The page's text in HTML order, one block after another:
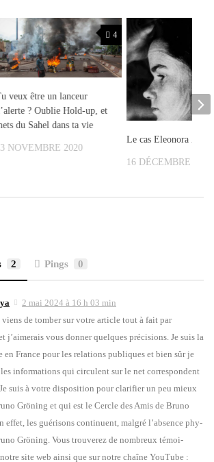
4
veux être un lanceur
? Oublie Hold-up, et
du Sahel dans ta vie
NOVEMBRE 2020
Le cas Eleonora
16 DÉCEMBRE 2022
2 Pings 0
2 mai 2024 à 16 h 03 min
de tom­ber sur votre article tout à fait par
j’aimerais vous don­ner quelques pré­ci­sions. Je suis la
en France pour les rela­tions publiques et bien sûr je
infor­ma­tions qui cir­culent sur le net cor­res­pondent
suis à votre dis­po­si­tion pour cla­ri­fier un peu mieux
Grö­ning et qui est le Cercle des Amis de Bru­no
effet, les gué­ri­sons conti­nuent, mal­gré l’absence phy­
Grö­ning. Vous trou­ve­rez de nom­breux témoi­
site web ain­si que sur notre chaîne You­Tube :